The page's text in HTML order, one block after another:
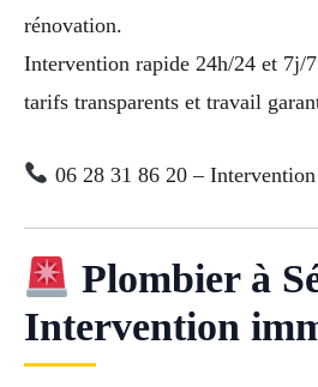
rénovation.
Intervention rapide 24h/24 et 7j/
tarifs transparents et travail
06 28 31 86 20 – Intervention
Plombier à
Intervention